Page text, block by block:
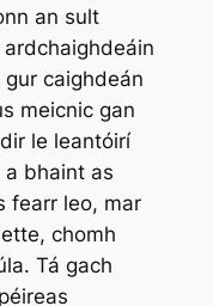
an sult
caighdeán
meicnic gan
le leantóirí
bhaint as
fearr leo, mar
chomh
Tá gach